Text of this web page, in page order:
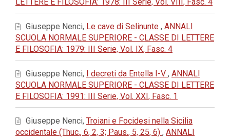
Giuseppe Nenci, Le cave di Selinunte , ANNALI
SCUOLA NORMALE SUPERIORE - CLASSE DI LETTERE
E FILOSOFIA: 1979: III Serie, Vol. IX, Fasc. 4
Giuseppe Nenci, I decreti da Entella I-V , ANNALI
SCUOLA NORMALE SUPERIORE - CLASSE DI LETTERE
E FILOSOFIA: 1991: III Serie, Vol. XXI, Fasc. 1
Giuseppe Nenci, Troiani e Focidesi nella Sicilia
occidentale (Thuc., 6, 2, 3; Paus., 5, 25, 6) , ANNALI